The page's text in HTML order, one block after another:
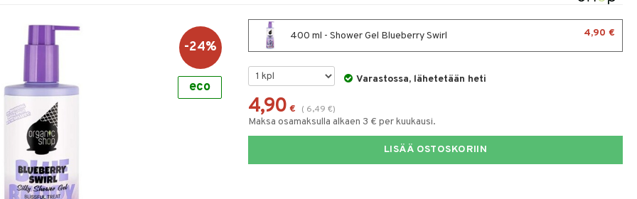
-24%
eco
400 ml - Shower Gel Blueberry Swirl 4,90 €
Varastossa, lähetetään heti
4,90 € ( 6,49 €)
Maksa osamaksulla alkaen 3 € per kuukausi.
LISÄÄ OSTOSKORIIN